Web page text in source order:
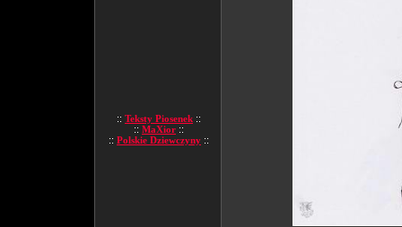
:: Teksty Piosenek ::
:: MaXior ::
:: Polskie Dziewczyny ::